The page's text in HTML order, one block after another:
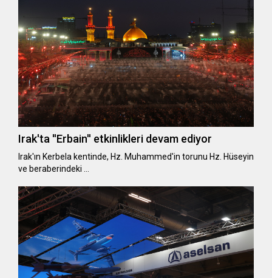
Irak'ta ''Erbain'' etkinlikleri devam ediyor
Irak'ın Kerbela kentinde, Hz. Muhammed'in torunu Hz. Hüseyin
ve beraberindeki …